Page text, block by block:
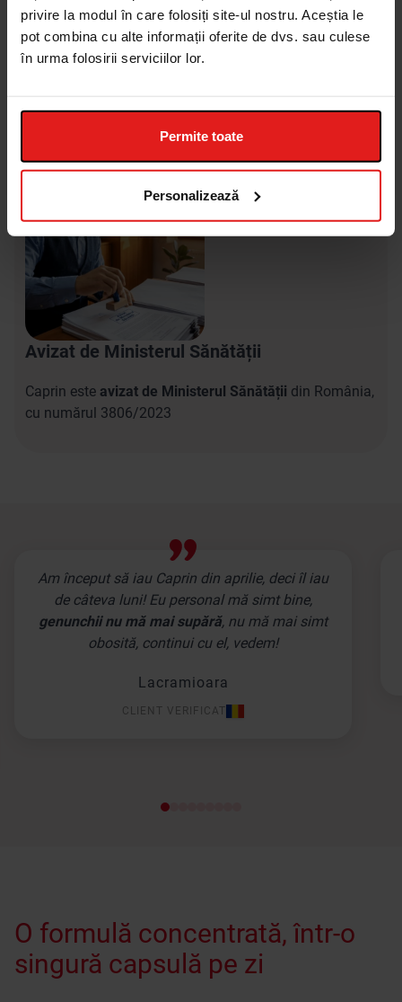
privire la modul în care folosiți site-ul nostru. Aceștia le
pot combina cu alte informații oferite de dvs. sau culese
în urma folosirii serviciilor lor.
Permite toate
Personalizează
plata produsului la plasarea comenzii cucard
Mastercard sau Visa;
Avizat de Ministerul Sănătății
Caprin este avizat de Ministerul Sănătății din România,
cu numărul 3806/2023
Am început să iau Caprin din aprilie, deci îl iau
de câteva luni! Eu personal mă simt bine,
genunchii nu mă mai supără, nu mă mai simt
obosită, continui cu el, vedem!
Lacramioara
CLIENT VERIFICAT
O formulă concentrată, într-o
singură capsulă pe zi